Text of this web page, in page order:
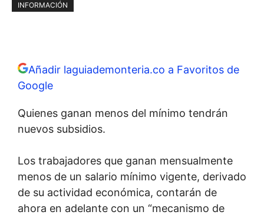
INFORMACIÓN
Añadir laguiademonteria.co a Favoritos de
Google
Quienes ganan menos del mínimo tendrán
nuevos subsidios.
Los trabajadores que ganan mensualmente
menos de un salario mínimo vigente, derivado
de su actividad económica, contarán de
ahora en adelante con un “mecanismo de